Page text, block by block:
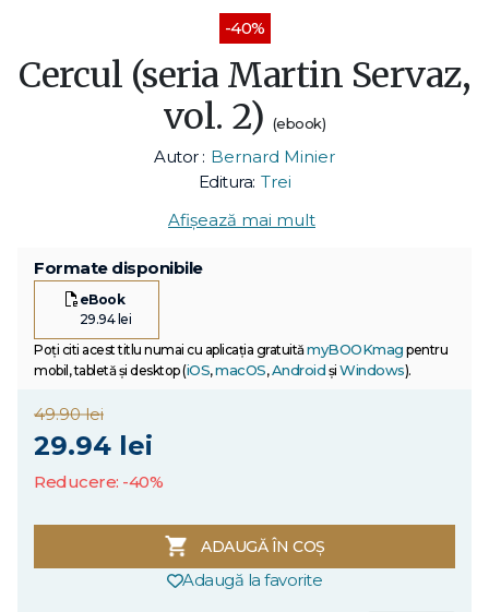
-40%
Cercul (seria Martin Servaz,
vol. 2) (ebook)
Autor : Bernard Minier
Editura: Trei
Afișează mai mult
Formate disponibile
eBook
29.94 lei
Poți citi acest titlu numai cu aplicația gratuitămyBOOKmag pentru
mobil, tabletă și desktop (iOS,macOS,Android și Windows).
49.90 lei
29.94 lei
Reducere: -40%
ADAUGĂ ÎN COȘ
Adaugă la favorite